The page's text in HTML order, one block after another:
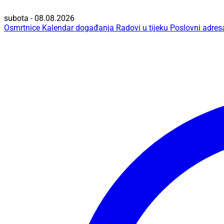
subota - 08.08.2026
Osmrtnice Kalendar događanja Radovi u tijeku Poslovni